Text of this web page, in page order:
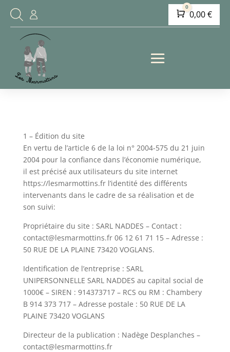
Panier
0
0,00€
1 – Édition du site
En vertu de l’article 6 de la loi n° 2004-575 du 21 juin
2004 pour la confiance dans l’économie numérique,
il est précisé aux utilisateurs du site internet
https://lesmarmottins.fr l’identité des différents
intervenants dans le cadre de sa réalisation et de
son suivi:
Propriétaire du site : SARL NADDES – Contact :
contact@lesmarmottins.fr 06 12 61 71 15 – Adresse :
50 RUE DE LA PLAINE 73420 VOGLANS.
Identification de l’entreprise : SARL
UNIPERSONNELLE SARL NADDES au capital social de
1000€ – SIREN : 914373717 – RCS ou RM : Chambery
B 914 373 717 – Adresse postale : 50 RUE DE LA
PLAINE 73420 VOGLANS
Directeur de la publication : Nadège Desplanches –
contact@lesmarmottins.fr